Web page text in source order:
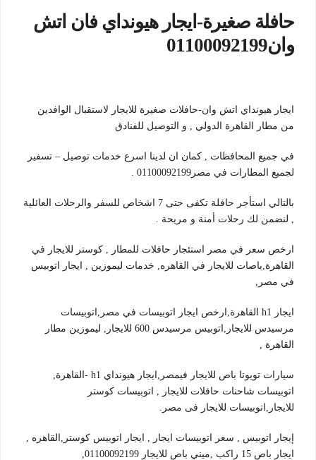
حافلة صغيرة-ايجار هيونداي فان اتش
وان01100092199
ايجار هيونداي اتش وان-حافلات صغيرة للايجار لاستقبال الوافدين
من مطار القاهرة الدولي , و التوصيل للفنادق
في جميع المحافظات , كمان ان لدينا اسرع خدمات توصيل – تسفير
لجميع المطارات في مصر01100092199 .
بالتالي استأجر حافلة تكفى حتى 7 اشخاص للسفر والرحلات العائلية
, لنضمن لك رحلات أمنة و مريحة .
ارخص سعر في مصر استئجار حافلات للمطار , كوستر للايجار في
القاهرة,باصات للايجار في القاهره, خدمات ليموزين , ايجار اتوبيس
في مصر,
ايجار h1 القاهرة,ارخص ايجار اتوبيسات في مصر,اتوبيسات
مرسيدس للايجار,اتوبيس مرسيدس 600 للايجار, ليموزين مطار
القاهرة ,
سيارات تويوتا باص للايجار فيمصر,ايجار هيونداي h1 -القاهرة,
اتوبيسات شاحنات حافلات للايجار , اتوبيسات كوستر
للايجار,اتوبيسات للايجار فى مصر.
إيجار اتوبيس , سعر اتوبيسات ايجار , ايجار اتوبيس كوستر,القاهره ,
ايجار باص 15 راكب ,ميني باص للايجار 01100092199,